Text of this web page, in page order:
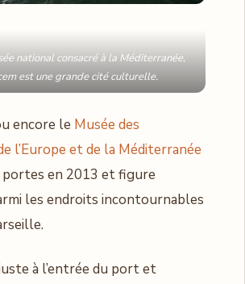
national consacré à la Méditerranée,
est une grande cité culturelle.
encore le Musée des
l’Europe et de la Méditerranée
en 2013 et figure
les endroits incontournables
à l’entrée du port et